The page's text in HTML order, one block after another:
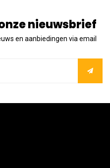
nieuwsbrief
en aanbiedingen via email